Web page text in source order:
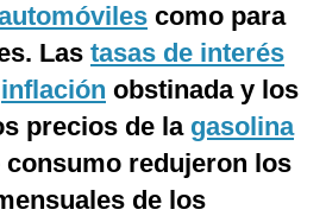
como para
Las tasas de interés
inflación obstinada y los
precios de la gasolina
consumo redujeron los
de los